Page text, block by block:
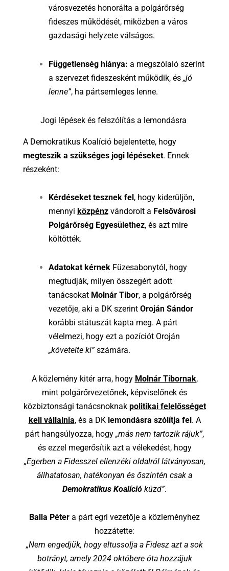
városvezetés honorálta a polgárőrség
fideszes működését, miközben a város
gazdasági helyzete válságos.
Függetlenség hiánya: a megszólaló szerint
a szervezet fideszesként működik, és „jó
lenne”, ha pártsemleges lenne.
Jogi lépések és felszólítás a lemondásra
A Demokratikus Koalíció bejelentette, hogy
megteszik a szükséges jogi lépéseket. Ennek
részeként:
Kérdéseket tesznek fel , hogy kiderüljön,
mennyi közpénzvándorolt a Felsővárosi
Polgárőrség Egyesülethez, és azt mire
költötték.
Adatokat kérnekFüzesabonytól, hogy
megtudják, milyen összegért adott
tanácsokat Molnár Tibor, a polgárőrség
vezetője, aki a DK szerint Oroján Sándor
korábbi státuszát kapta meg. A párt
vélelmezi, hogy ezt a pozíciót Oroján
„követelte ki”számára.
A közlemény kitér arra, hogy Molnár Tibornak,
mint polgárőrvezetőnek, képviselőnek és
közbiztonsági tanácsnoknak politikai felelősséget
kell vállalnia, és a DK lemondásra szólítja fel. A
párt hangsúlyozza, hogy „más nem tartozik rájuk”,
és ezzel megerősítik azt a vélekedést, hogy
„Egerben a Fidesszel ellenzéki oldalról látványosan,
állhatatosan, hatékonyan és őszintén csak a
Demokratikus Koalíció küzd”.
Balla Péter a párt egri vezetője a közleményhez
hozzátette:
„Nem engedjük, hogy eltussolja a Fidesz azt a sok
botrányt, amely 2024 októbere óta hozzájuk